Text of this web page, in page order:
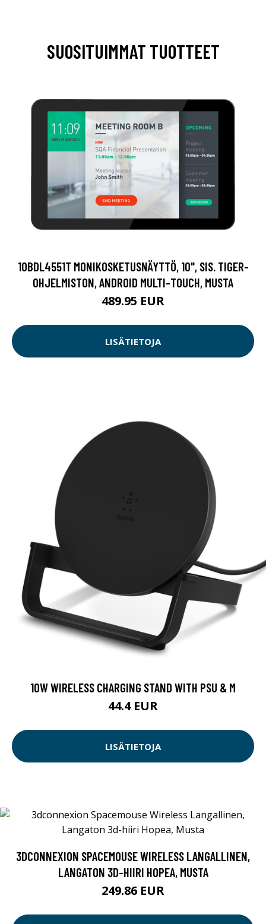
SUOSITUIMMAT TUOTTEET
10BDL4551T MONIKOSKETUSNÄYTTÖ, 10", SIS. TIGER-
OHJELMISTON, ANDROID MULTI-TOUCH, MUSTA
489.95 EUR
LISÄTIETOJA
10W WIRELESS CHARGING STAND WITH PSU & M
44.4 EUR
LISÄTIETOJA
3DCONNEXION SPACEMOUSE WIRELESS LANGALLINEN,
LANGATON 3D-HIIRI HOPEA, MUSTA
249.86 EUR